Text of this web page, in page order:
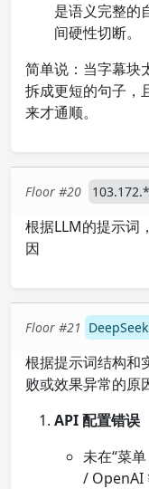
是语义完整的
间硬性切断。
简单说：当字幕块
拆成更短的句子，
来才通顺。
Floor #20
根据LLM的提示词
因
Floor #21
根据提示词结构和
败或效果异常的原
API 配置错误
未在“菜
/ OpenAI